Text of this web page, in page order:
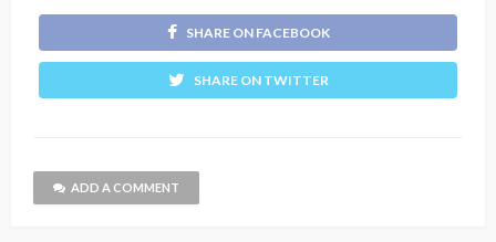
SHARE ON FACEBOOK
SHARE ON TWITTER
ADD A COMMENT